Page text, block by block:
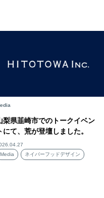
梨県韮崎市でのトークイベン
にて、荒が登壇しました。
Media
ネイバーフッドデザイン